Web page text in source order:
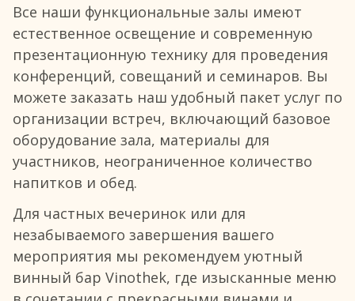
Все наши функциональные залы имеют
естественное освещение и современную
презентационную технику для проведения
конференций, совещаний и семинаров. Вы
можете заказать наш удобный пакет услуг по
организации встреч, включающий базовое
оборудование зала, материалы для
участников, неограниченное количество
напитков и обед.
Для частных вечеринок или для
незабываемого завершения вашего
мероприятия мы рекомендуем уютный
винный бар Vinothek, где изысканные меню